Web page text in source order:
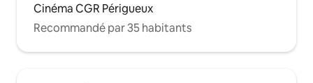
Cinéma CGR Périgueux
Recommandé par 35 habitants